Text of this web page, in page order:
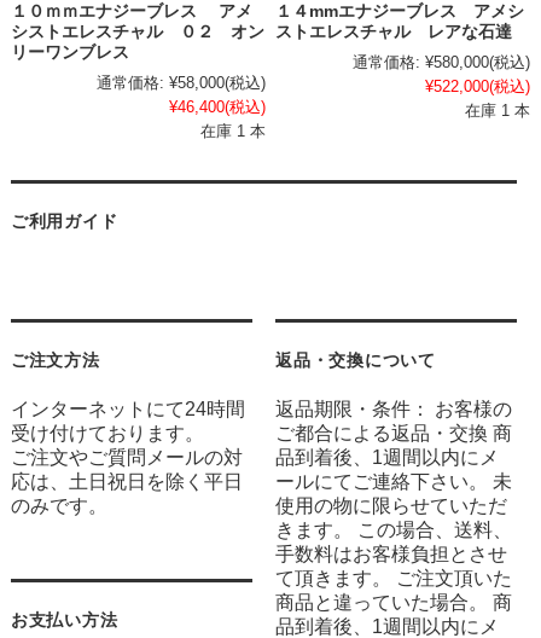
１０ｍｍエナジーブレス アメ
シストエレスチャル ０２ オン
リーワンブレス
通常価格: ¥58,000(税込)
¥46,400(税込)
在庫 1 本
１４mmエナジーブレス アメシ
ストエレスチャル レアな石達
通常価格: ¥580,000(税込)
¥522,000(税込)
在庫 1 本
ご利用ガイド
ご注文方法
インターネットにて24時間
受け付けております。
ご注文やご質問メールの対
応は、土日祝日を除く平日
のみです。
お支払い方法
返品・交換について
返品期限・条件： お客様の
ご都合による返品・交換 商
品到着後、1週間以内にメ
ールにてご連絡下さい。 未
使用の物に限らせていただ
きます。 この場合、送料、
手数料はお客様負担とさせ
て頂きます。 ご注文頂いた
商品と違っていた場合。 商
品到着後、1週間以内にメ